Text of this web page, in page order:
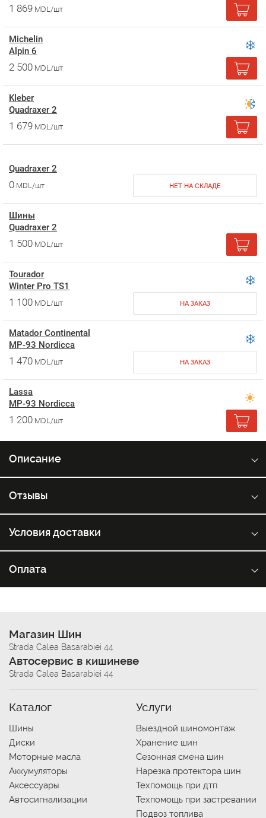
1 869 MDL/шт
Michelin
Alpin 6
2 500 MDL/шт
Kleber
Quadraxer 2
1 679 MDL/шт
Quadraxer 2
0 MDL/шт НЕТ НА СКЛАДЕ
Шины
Quadraxer 2
1 500 MDL/шт
Tourador
Winter Pro TS1
1 100 MDL/шт НА ЗАКАЗ
Matador Continental
MP-93 Nordicca
1 470 MDL/шт НА ЗАКАЗ
Lassa
MP-93 Nordicca
1 200 MDL/шт
Описание
Отзывы
Условия доставки
Оплата
Магазин Шин
Strada Calea Basarabiei 44
Автосервис в кишиневе
Strada Calea Basarabiei 44
Каталог
Шины
Диски
Моторные масла
Аккумуляторы
Аксессуары
Автосигнализации
Услуги
Выездной шиномонтаж
Хранение шин
Сезонная смена шин
Нарезка протектора шин
Техпомощь при дтп
Техпомощь при застревании
Подвоз топлива